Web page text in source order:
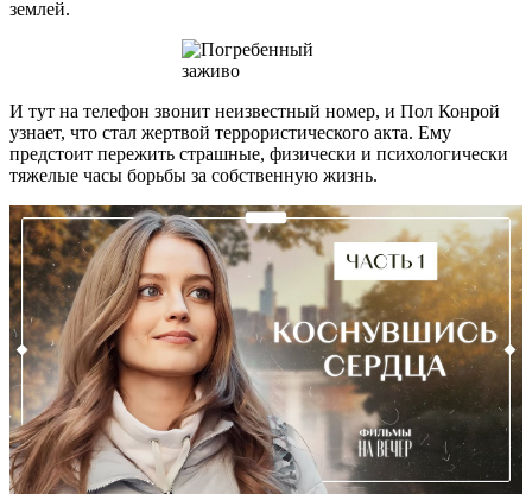
землей.
И тут на телефон звонит неизвестный номер, и Пол Конрой
узнает, что стал жертвой террористического акта. Ему
предстоит пережить страшные, физически и психологически
тяжелые часы борьбы за собственную жизнь.